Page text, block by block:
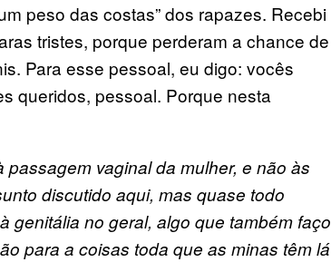
peso das costas” dos rapazes. Recebi
tristes, porque perderam a chance de
Para esse pessoal, eu digo: vocês
queridos, pessoal. Porque nesta
passagem vaginal da mulher, e não às
discutido aqui, mas quase todo
genitália no geral, algo que também faço
para a coisas toda que as minas têm lá